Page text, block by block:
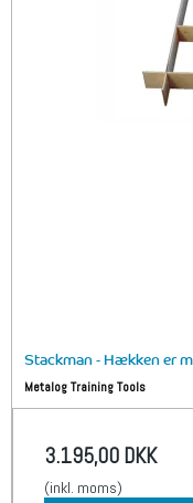
Stackman - Hækken er
Metalog Training Tools
3.195,00 DKK
(inkl. moms)